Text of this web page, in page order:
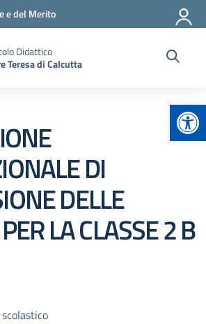
e del Merito
Didattico
Teresa di Calcutta
DI
DELLE
LA CLASSE 2 B